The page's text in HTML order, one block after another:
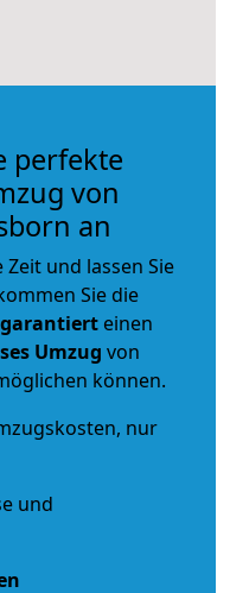
perfekte
von
an
und lassen Sie
Sie die
garantiert einen
Umzug von
können.
nur
und